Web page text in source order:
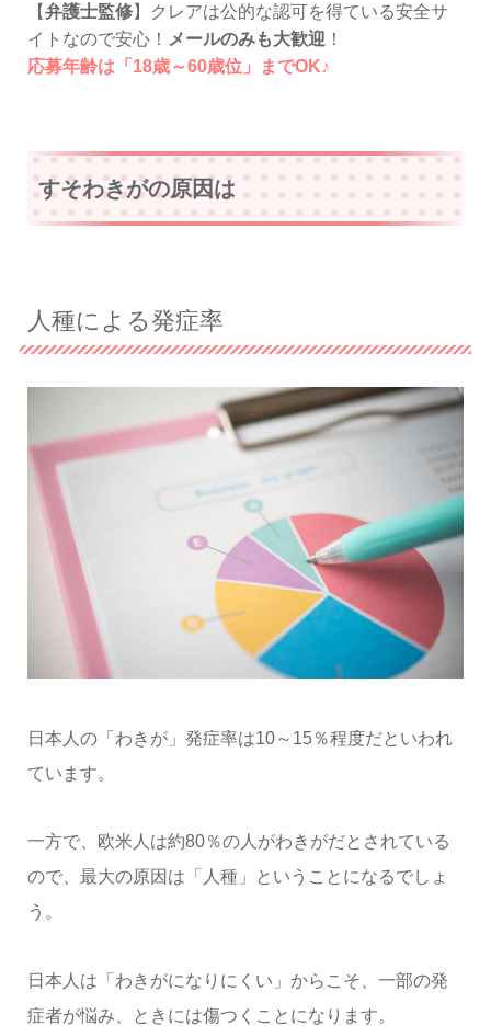
【弁護士監修】クレアは公的な認可を得ている安全サ
イトなので安心！ メールのみも大歓迎 ！
応募年齢は「18歳～60歳位」までOK♪
すそわきがの原因は
人種による発症率
日本人の「わきが」発症率は10～15％程度だといわれ
ています。
一方で、欧米人は約80％の人がわきがだとされている
ので、最大の原因は「人種」ということになるでしょ
う。
日本人は「わきがになりにくい」からこそ、一部の発
症者が悩み、ときには傷つくことになります。